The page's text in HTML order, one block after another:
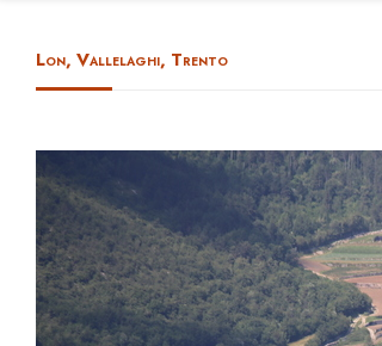
Lon, Vallelaghi, Trento